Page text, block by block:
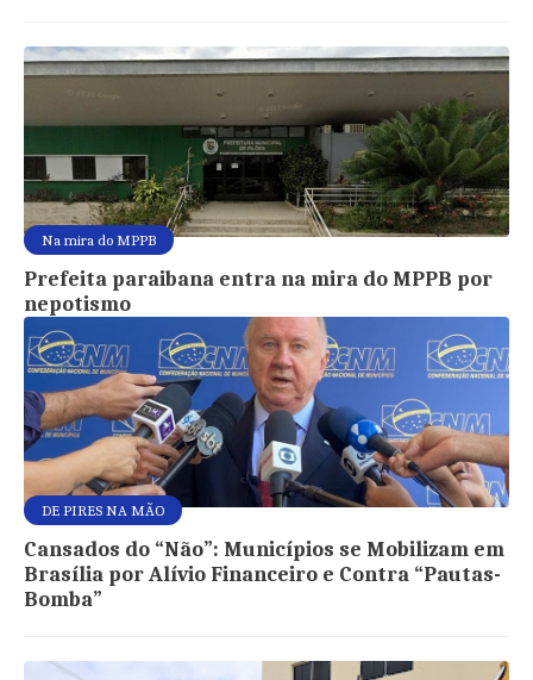
Na mira do MPPB
Prefeita paraibana entra na mira do MPPB por
nepotismo
DE PIRES NA MÃO
Cansados do “Não”: Municípios se Mobilizam em
Brasília por Alívio Financeiro e Contra “Pautas-
Bomba”